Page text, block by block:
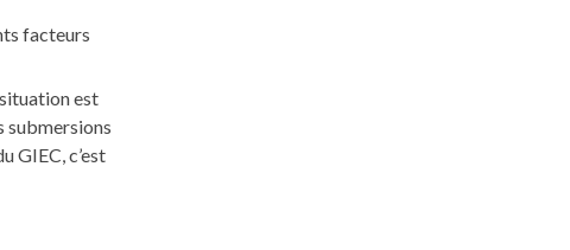
facteurs
est
submersions
GIEC, c’est